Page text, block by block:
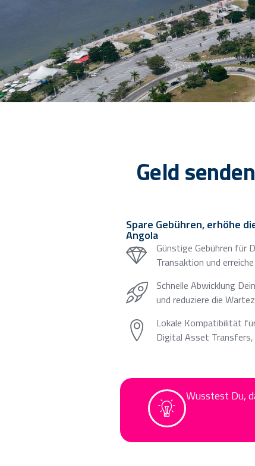
Geld
Spare Gebühren, erhöhe
Angola
Günstige Gebühren für
Transaktion und
Schnelle Abwicklung
und reduziere die
Lokale Kompatibilität
Digital Asset Transfers,
Wusstest Du,